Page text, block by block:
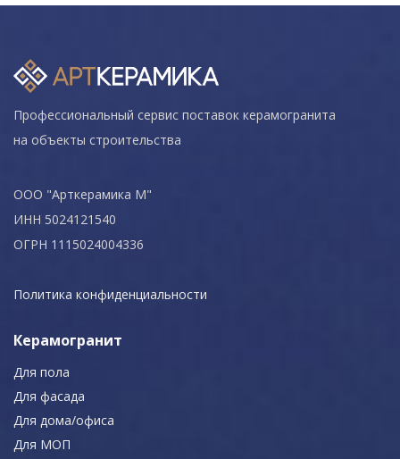
Профессиональный сервис поставок керамогранита
на объекты строительства
ООО "Арткерамика М"
ИНН 5024121540
ОГРН 1115024004336
Политика конфиденциальности
Керамогранит
Для пола
Для фасада
Для дома/офиса
Для МОП